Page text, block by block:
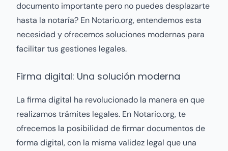
documento importante pero no puedes desplazarte
hasta la notaría? En Notario.org, entendemos esta
necesidad y ofrecemos soluciones modernas para
facilitar tus gestiones legales.
Firma digital: Una solución moderna
La firma digital ha revolucionado la manera en que
realizamos trámites legales. En Notario.org, te
ofrecemos la posibilidad de firmar documentos de
forma digital, con la misma validez legal que una